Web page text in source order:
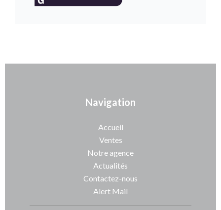
Navigation
Accueil
Ventes
Notre agence
Actualités
Contactez-nous
Alert Mail